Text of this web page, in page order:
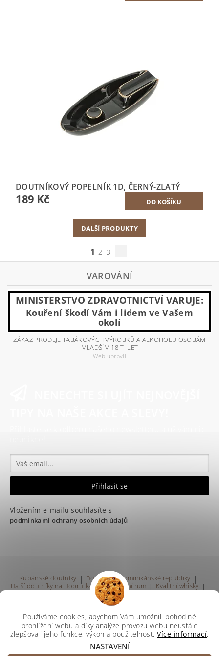
DOUTNÍKOVÝ POPELNÍK 1D, ČERNÝ-ZLATÝ
189 Kč
DALŠÍ PRODUKTY
1 2 3
VAROVÁNÍ
MINISTERSTVO ZDRAVOTNICTVÍ VARUJE:
Kouření škodí Vám i lidem ve Vašem
okolí
ZÁKAZ PRODEJE TABÁKOVÝCH VÝROBKŮ A ALKOHOLU OSOBÁM
MLADŠÍM 18-TI LET
Web upravil
Vložením e-mailu souhlasíte s
podmínkami ochrany osobních údajů
Kubánské doutníky | Doutníky z Dominikánské republiky |
Další doutníky na Dobrutka.eu | Kvalitní rum | Kvalitní whisky |
Prodej rumu Praha
Používáme cookies, abychom Vám umožnili pohodlné
prohlížení webu a díky analýze provozu webu neustále
zlepšovali jeho funkce, výkon a použitelnost.Více informací.
NASTAVENÍ